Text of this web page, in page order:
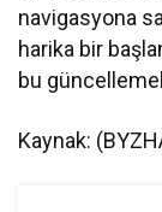
navigasyona
harika bir
bu
Kaynak: